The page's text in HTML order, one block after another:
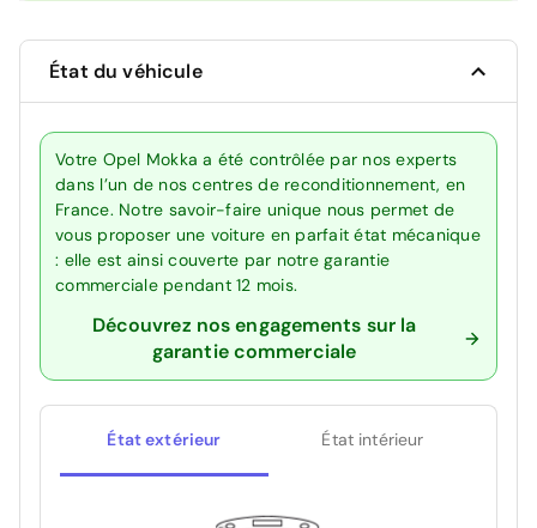
État du véhicule
Votre Opel Mokka a été contrôlée par nos experts
dans l’un de nos centres de reconditionnement, en
France. Notre savoir-faire unique nous permet de
vous proposer une voiture en parfait état mécanique
: elle est ainsi couverte par notre garantie
commerciale pendant 12 mois.
Découvrez nos engagements sur la
garantie commerciale
État extérieur État intérieur